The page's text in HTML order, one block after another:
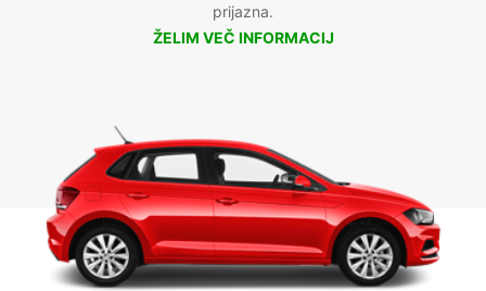
prijazna.
ŽELIM VEČ INFORMACIJ